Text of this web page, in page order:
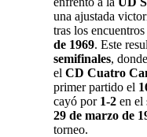
una ajustada
tras los
de 1969. Este
semifinales,
el CD Cuatro
primer partido el
cayó por 1-2 en el
29 de marzo de
torneo.